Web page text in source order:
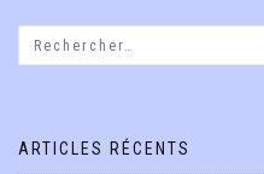
ARTICLES RÉCENTS